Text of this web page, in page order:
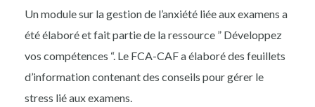
Un module sur la gestion de l’anxiété liée aux examens a
été élaboré et fait partie de la ressource ” Développez
vos compétences “. Le FCA-CAF a élaboré des feuillets
d’information contenant des conseils pour gérer le
stress lié aux examens.